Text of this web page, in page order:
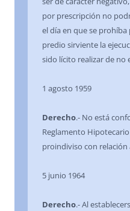
por prescripción no
el día en que se
predio sirviente la
sido lícito realizar de no
1 agosto 1959
Derecho.- No está
Reglamento
proindiviso con relación
5 junio 1964
Derecho.- Al